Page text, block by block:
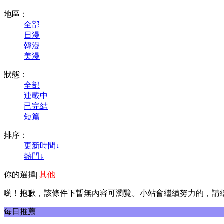
地區：
全部
日漫
韓漫
美漫
狀態：
全部
連載中
已完結
短篇
排序：
更新時間↓
熱門↓
你的選擇| 其他
喲！抱歉，該條件下暫無內容可瀏覽。小站會繼續努力的，請
每日推薦